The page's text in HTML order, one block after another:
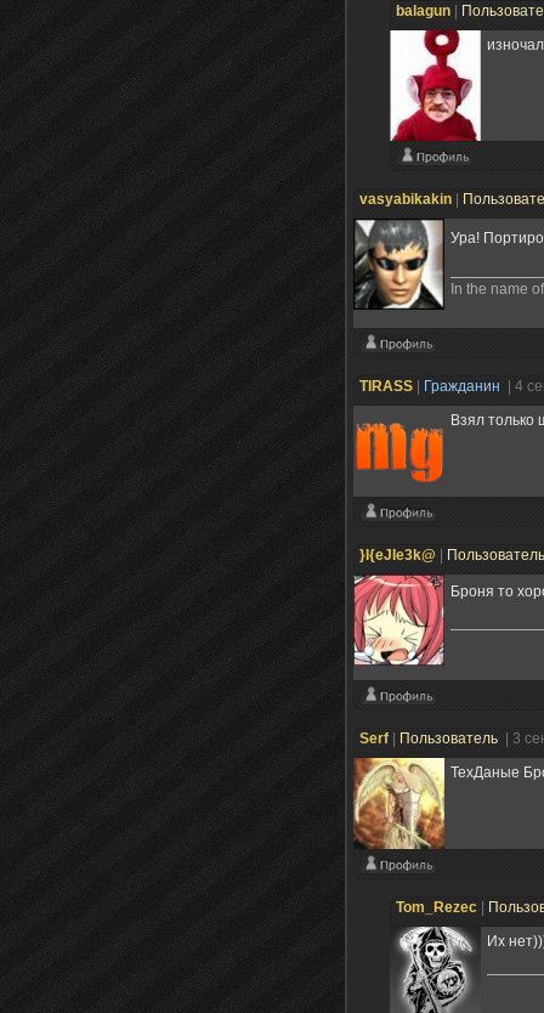
balagun
vasyabikakin
Ура!
In the name
TIRASS Гражданин
| 4
Взял только
}I{eJIe3k@
Броня то
Serf Пользователь
| 3
ТехДаные
Tom_Rezec
Их